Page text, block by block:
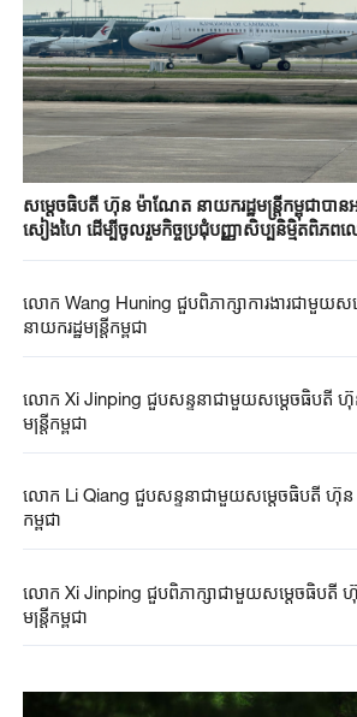
សម្តេចធិបតី ហ៊ុន ម៉ាណែត នាយករដ្ឋមន្ត្រី​កម្ពុជាបា
សៀងហៃ​ ដើម្បីចូលរួម​កិច្ចប្រជុំ​បញ្ញាសិប្បនិមិ្មត​ពិភពល
លោក Wang Huning ជួបពិភាក្សាការងារជាមួយ
នាយករដ្ឋមន្ត្រីកម្ពុជា
លោក Xi Jinping ជួបសន្ទនាជាមួយសម្តេចធិបតី ហ៊ុ
មន្ត្រីកម្ពុជា
លោក Li Qiang ជួបសន្ទនាជាមួយសម្តេចធិបតី ហ៊ុន
កម្ពុជា
លោក Xi Jinping ជួបពិភាក្សាជាមួយសម្តេចធិបតី
មន្ត្រីកម្ពុជា